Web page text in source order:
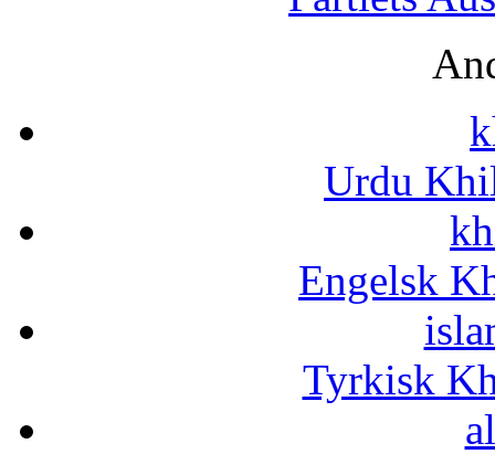
Urdu
Engelsk
Tyrkisk